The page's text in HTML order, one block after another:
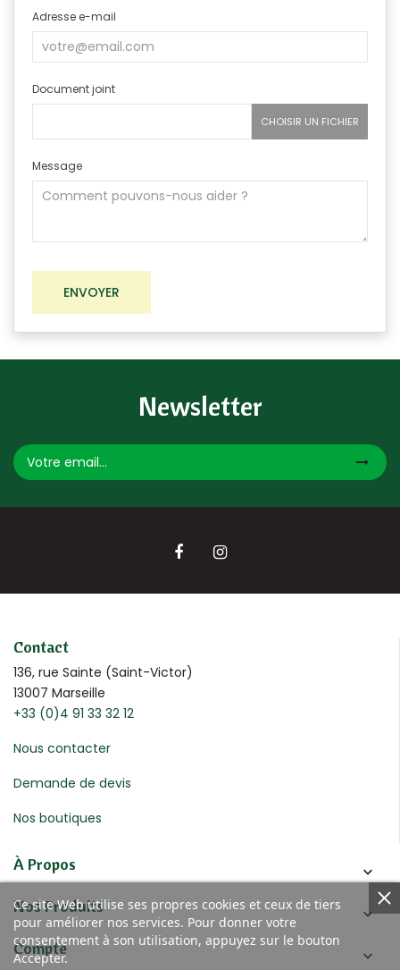
Adresse e-mail
Document joint
CHOISIR UN FICHIER
Message
Newsletter
Contact
136, rue Sainte (Saint-Victor)
13007 Marseille
+33 (0)4 91 33 32 12
Nous contacter
Demande de devis
Nos boutiques
À Propos 
Nos Produits 
Compte 
Ce site Web utilise ses propres cookies et ceux de tiers
pour améliorer nos services. Pour donner votre
consentement à son utilisation, appuyez sur le bouton
Accepter.